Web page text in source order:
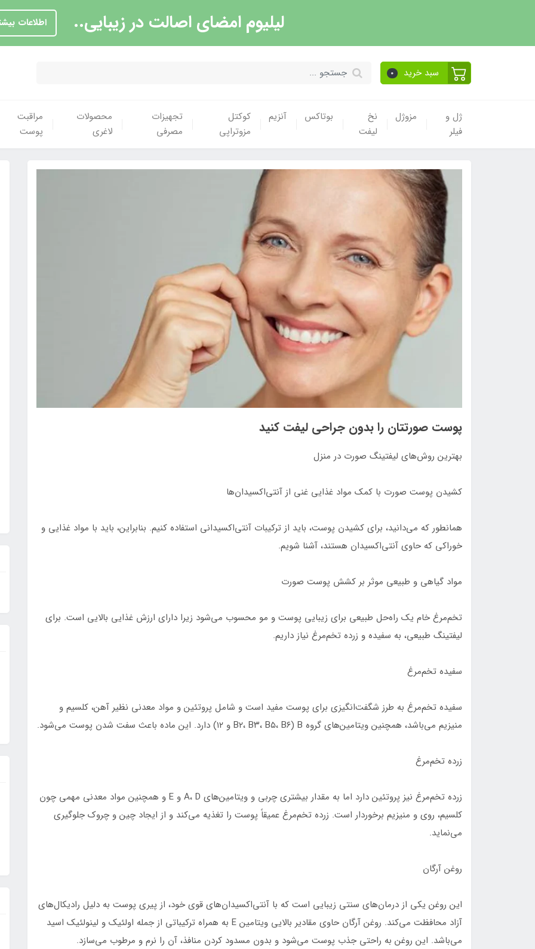
لیلیوم امضای اصالت در زیبایی.. اطلاعات
سبد خرید 0
ژل و
فیلر
مزوژل
نخ
لیفت
بوتاکس آنزیم
کوکتل
مزوتراپی
تجهیزات
مصرفی
محصولات
لاغری
مراقبت
پوست
پوست صورتتان را بدون جراحی لیفت کنید
بهترین روش‌های لیفتینگ صورت در منزل
کشیدن پوست صورت با کمک مواد غذایی غنی از آنتی‌اکسیدان‌ها
همانطور که می‌دانید، برای کشیدن پوست، باید از ترکیبات آنتی‌اکسیدانی استفاده کنیم. بنابراین، باید با مواد غذایی و
خوراکی که حاوی آنتی‌اکسیدان هستند، آشنا شویم.
مواد گیاهی و طبیعی موثر بر کشش پوست صورت
تخم‌مرغ خام یک راه‌حل طبیعی برای زیبایی پوست و مو محسوب می‌شود زیرا دارای ارزش غذایی بالایی است. برای
لیفتینگ طبیعی، به سفیده و زرده تخم‌مرغ نیاز داریم.
سفیده تخم‌مرغ
سفیده تخم‌مرغ به طرز شگفت‌انگیزی برای پوست مفید است و شامل پروتئین و مواد معدنی نظیر آهن، کلسیم و
منیزیم می‌باشد، همچنین ویتامین‌های گروه B (B۲، B۳، B۵، B۶ و ۱۲) دارد. این ماده باعث سفت شدن پوست می‌شود.
زرده تخم‌مرغ
زرده تخم‌مرغ نیز پروتئین دارد اما به مقدار بیشتری چربی و ویتامین‌های A، D و E و همچنین مواد معدنی مهمی چون
کلسیم، روی و منیزیم برخوردار است. زرده تخم‌مرغ عمیقاً پوست را تغذیه می‌کند و از ایجاد چین و چروک جلوگیری
می‌نماید.
روغن آرگان
این روغن یکی از درمان‌های سنتی زیبایی است که با آنتی‌اکسیدان‌های قوی خود، از پیری پوست به دلیل رادیکال‌های
آزاد محافظت می‌کند. روغن آرگان حاوی مقادیر بالایی ویتامین E به همراه ترکیباتی از جمله اولئیک و لینولئیک اسید
می‌باشد. این روغن به راحتی جذب پوست می‌شود و بدون مسدود کردن منافذ، آن را نرم و مرطوب می‌سازد.